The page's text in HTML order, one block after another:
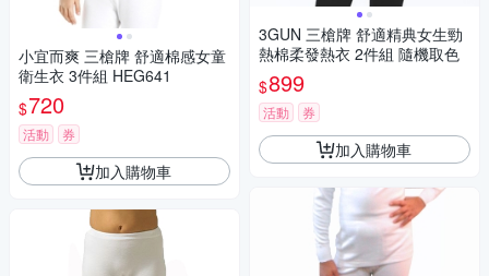
小宜而爽 三槍牌 舒適棉感女童
衛生衣 3件組 HEG641
$720
活動 券
加入購物車
3GUN 三槍牌 舒適精典女生勁
熱棉柔發熱衣 2件組 隨機取色
$899
活動 券
加入購物車